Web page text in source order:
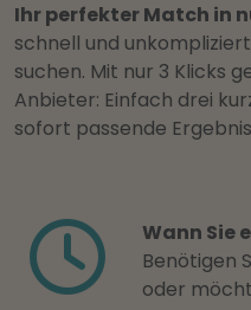
Ihr perfekter Match in
schnell und
suchen. Mit nur 3 Klicks
Anbieter: Einfach drei
sofort passende
Wann Sie
Benötigen
oder